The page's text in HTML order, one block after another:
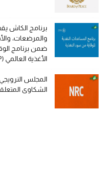
برنامج الكاش
والمرضعات،
ضمن برنامج
الأغذية العالمي (WFP)
الشكاوى